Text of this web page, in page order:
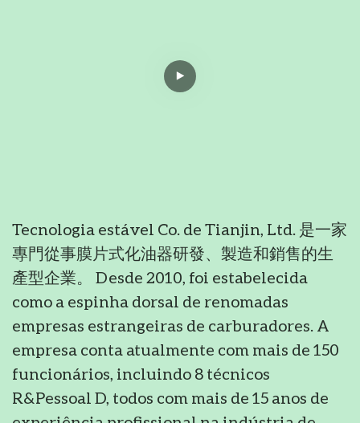
Tecnologia estável Co. de Tianjin, Ltd. 是一家
專門從事膜片式化油器研發、製造和銷售的生
產型企業。 Desde 2010, foi estabelecida
como a espinha dorsal de renomadas
empresas estrangeiras de carburadores. A
empresa conta atualmente com mais de 150
funcionários, incluindo 8 técnicos
R&Pessoal D, todos com mais de 15 anos de